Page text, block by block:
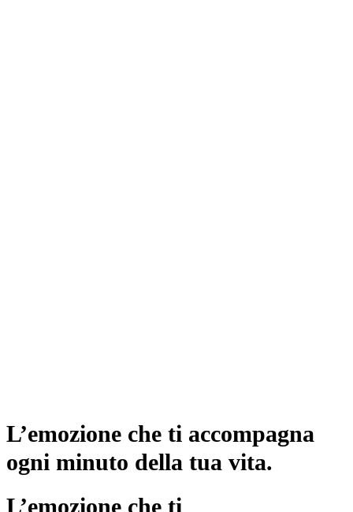
L’emozione che ti accompagna
ogni minuto della tua vita.
L’emozione che ti